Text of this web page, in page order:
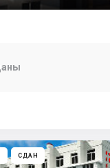
СДАН